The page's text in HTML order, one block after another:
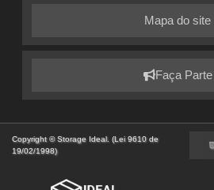
Mapa do site
Faça Parte
Copyright © Storage Ideal. (Lei 9610 de
19/02/1998)